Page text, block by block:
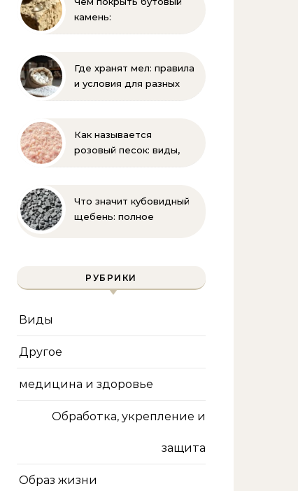
камень:
известняка
Где хранят мел: правила
и условия для разных
Как называется
розовый песок: виды,
Что значит кубовидный
щебень: полное
РУБРИКИ
Виды
Другое
медицина и здоровье
Обработка, укрепление и
защита
Образ жизни